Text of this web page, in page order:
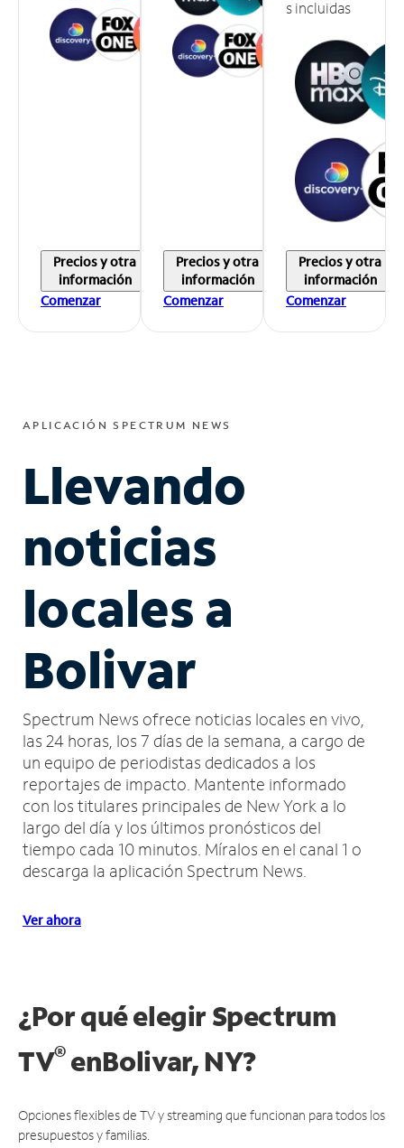
Precios y otra
información
Comenzar
Precios y otra
información
Comenzar
s incluidas
Precios y otra
información
Comenzar
APLICACIÓN SPECTRUM NEWS
Llevando
noticias
locales a
Bolivar
Spectrum News ofrece noticias locales en vivo,
las 24 horas, los 7 días de la semana, a cargo de
un equipo de periodistas dedicados a los
reportajes de impacto. Mantente informado
con los titulares principales de New York a lo
largo del día y los últimos pronósticos del
tiempo cada 10 minutos. Míralos en el canal 1 o
descarga la aplicación Spectrum News.
Ver ahora
¿Por qué elegir Spectrum
TV®enBolivar, NY?
Opciones flexibles de TV y streaming que funcionan para todos los
presupuestos y familias.